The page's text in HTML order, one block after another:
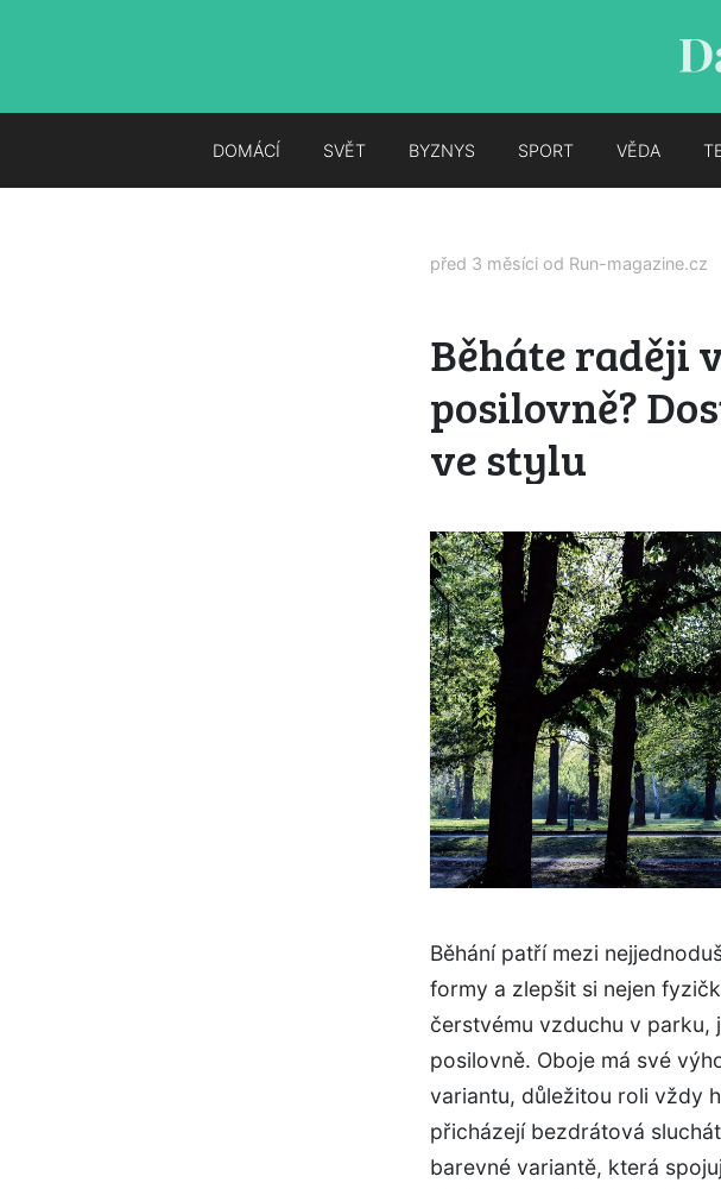
DOMÁCÍ SVĚT BYZNYS SPORT VĚDA
před 3 měsíci od Run-magazine.cz
Běháte raději
posilovně?
ve stylu
Běhání patří mezi
formy a zlepšit si nejen
čerstvému vzduchu v parku,
posilovně. Oboje má své
variantu, důležitou roli vždy
přicházejí bezdrátová
barevné variantě, která